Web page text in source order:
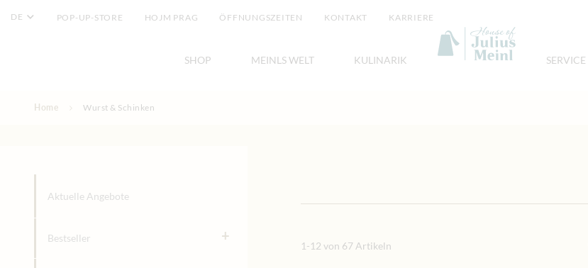
DE POP-UP-STORE HOJM PRAG ÖFFNUNGSZEITEN KONTAKT KARRIERE
SHOP MEINLS WELT KULINARIK SERVICE
Home Wurst & Schinken
Wurst & Schinken
Aktuelle Angebote
Bestseller +
1 -12 von 67 Artikeln